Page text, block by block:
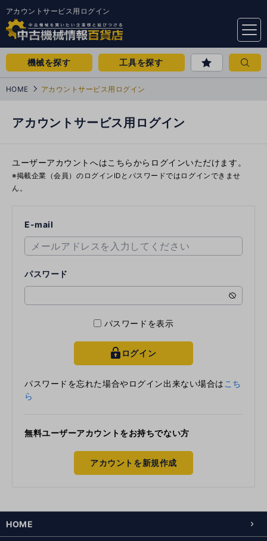
アカウントサービス用ログイン
menu
機械を探す 工具を探す
HOME アカウントサービス用ログイン
アカウントサービス用ログイン
ユーザーアカウントへはこちらからログインいただけます。
※掲載企業（会員）のログインIDとパスワードではログインできませ
ん。
E-mail
パスワード
パスワードを表示
key ログイン
パスワードを忘れた場合やログイン出来ない場合は こち
ら
無料ユーザーアカウントをお持ちでない方
アカウントを新規作成
HOME